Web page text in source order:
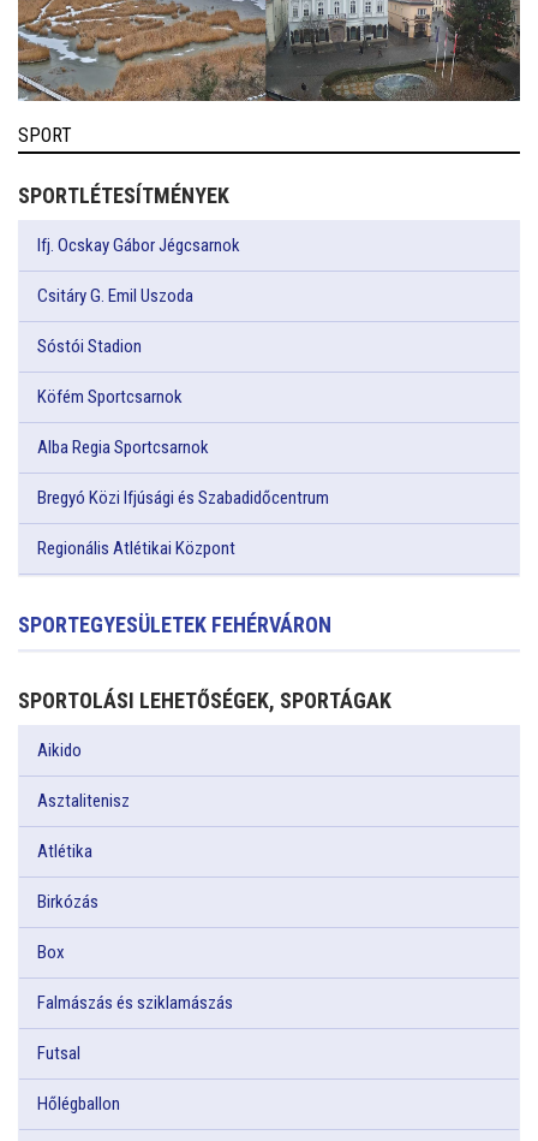
SPORT
SPORTLÉTESÍTMÉNYEK
Ifj. Ocskay Gábor Jégcsarnok
Csitáry G. Emil Uszoda
Sóstói Stadion
Köfém Sportcsarnok
Alba Regia Sportcsarnok
Bregyó Közi Ifjúsági és Szabadidőcentrum
Regionális Atlétikai Központ
SPORTEGYESÜLETEK FEHÉRVÁRON
SPORTOLÁSI LEHETŐSÉGEK, SPORTÁGAK
Aikido
Asztalitenisz
Atlétika
Birkózás
Box
Falmászás és sziklamászás
Futsal
Hőlégballon